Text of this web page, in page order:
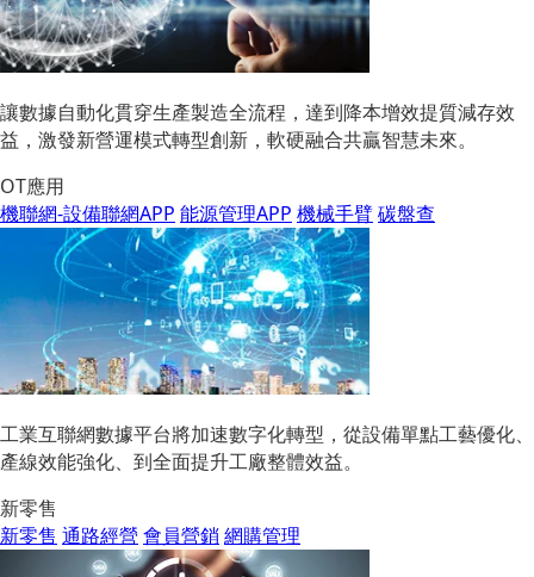
讓數據自動化貫穿生產製造全流程，達到降本增效提質減存效
益，激發新營運模式轉型創新，軟硬融合共贏智慧未來。
OT應用
機聯網-設備聯網APP 能源管理APP 機械手臂碳盤查
工業互聯網數據平台將加速數字化轉型，從設備單點工藝優化、
產線效能強化、到全面提升工廠整體效益。
新零售
新零售 通路經營會員營銷網購管理